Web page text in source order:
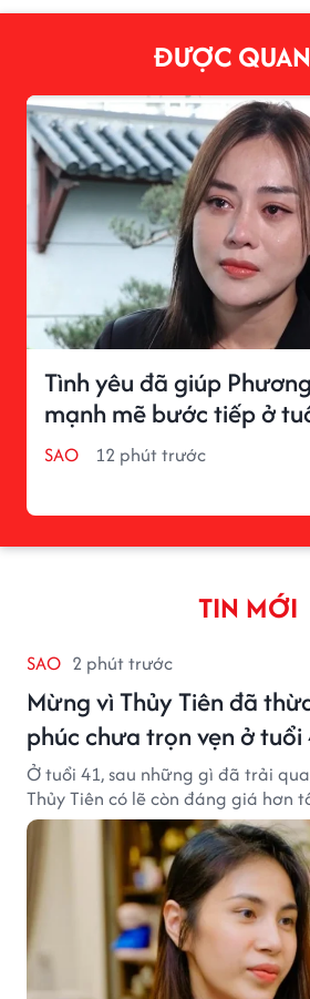
ĐƯỢC
Tình yêu đã giúp
mạnh mẽ bước tiếp ở
SAO 12 phút trước
TIN MỚI
SAO 2 phút trước
Mừng vì Thủy Tiên đã
phúc chưa trọn vẹn ở tuổi
Ở tuổi 41, sau những gì đã trải
Thủy Tiên có lẽ còn đáng giá hơn